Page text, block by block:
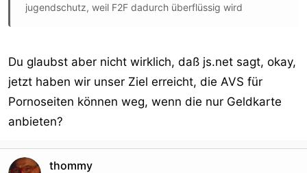
jugendschutz, weil F2F dadurch überflüssig wird
Du glaubst aber nicht wirklich, daß js.net sagt, okay,
jetzt haben wir unser Ziel erreicht, die AVS für
Pornoseiten können weg, wenn die nur Geldkarte
anbieten?
thommy